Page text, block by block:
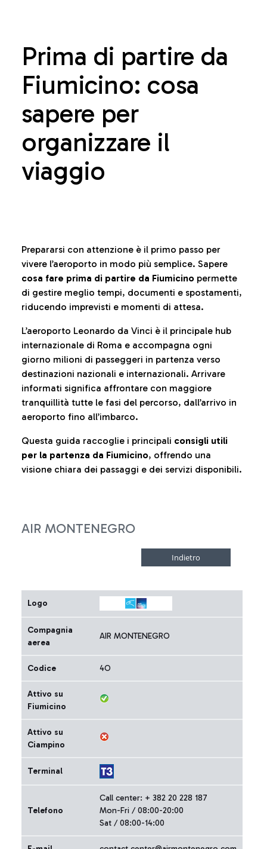
Prima di partire da
Fiumicino: cosa
sapere per
organizzare il
viaggio
Prepararsi con attenzione è il primo passo per
vivere l’aeroporto in modo più semplice. Sapere
cosa fare prima di partire da Fiumicino permette
di gestire meglio tempi, documenti e spostamenti,
riducendo imprevisti e momenti di attesa.
L’aeroporto Leonardo da Vinci è il principale hub
internazionale di Roma e accompagna ogni
giorno milioni di passeggeri in partenza verso
destinazioni nazionali e internazionali. Arrivare
informati significa affrontare con maggiore
tranquillità tutte le fasi del percorso, dall’arrivo in
aeroporto fino all’imbarco.
Questa guida raccoglie i principali consigli utili
per la partenza da Fiumicino, offrendo una
visione chiara dei passaggi e dei servizi disponibili.
AIR MONTENEGRO
Logo
Compagnia
aerea
AIR MONTENEGRO
Codice 4O
Attivo su
Fiumicino
Attivo su
Ciampino
Terminal
Telefono
Call center: + 382 20 228 187
Mon-Fri / 08:00-20:00
Sat / 08:00-14:00